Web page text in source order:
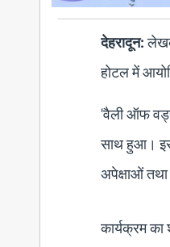
देहरादून:
होटल में
'वैली ऑफ
साथ हुआ।
अपेक्षाओं
कार्यक्रम